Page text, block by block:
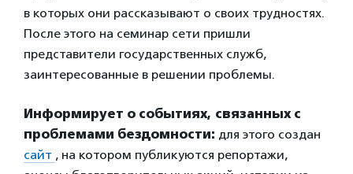
в которых они рассказывают о своих трудностях.
После этого на семинар сети пришли
представители государственных служб,
заинтересованные в решении проблемы.
Информирует о событиях, связанных с
проблемами бездомности: для этого создан
сайт , на котором публикуются репортажи,